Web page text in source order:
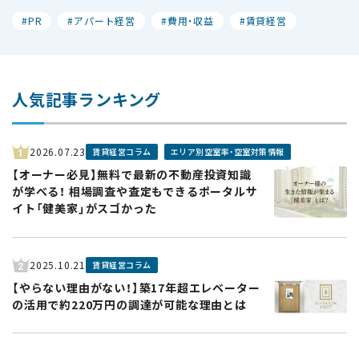
PR アパート経営 費用・収益 賃貸経営
人気記事ランキング
1 2026.07.23 賃貸経営コラム エリア別空室率・空室対策情報
【オーナー必見】無料で最新の不動産投資知識
が学べる！ 相場調査や査定もできるポータルサ
イト「健美家」がスゴかった
2 2025.10.21 賃貸経営コラム
【やらない理由がない！】築17年超エレベーター
の活用で約220万円の調達が可能な理由とは